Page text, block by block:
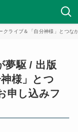
ライブ＆「自分神様」とつな
夢駆 / 出版
様」とつ
申し込みフ